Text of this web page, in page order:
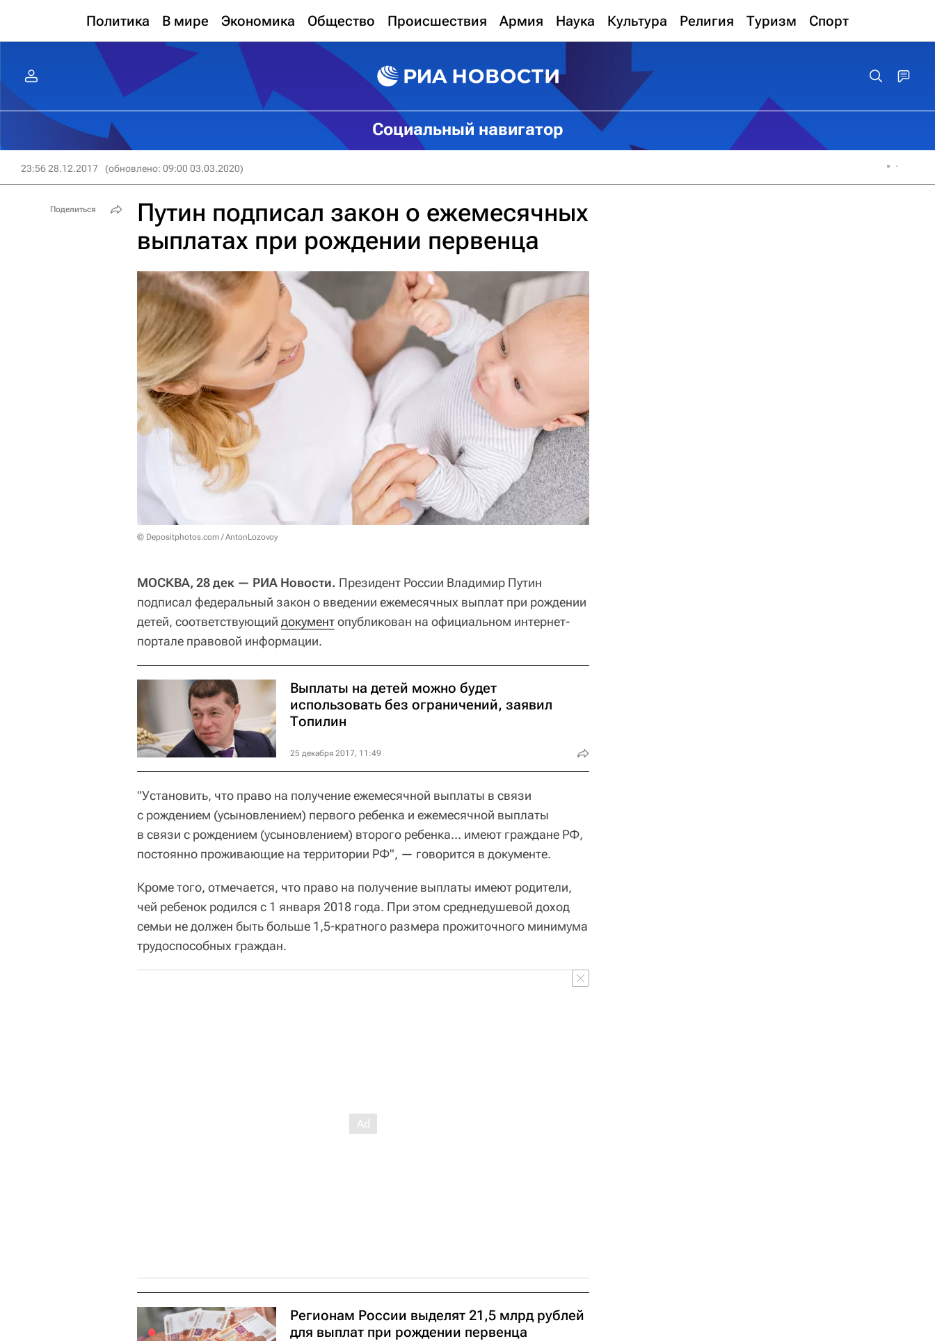
Политика В мире Экономика Общество Происшествия Армия Наука Культура Религия Туризм Спорт
Социальный навигатор
23:56 28.12.2017 (обновлено: 09:00 03.03.2020)
Путин подписал закон о ежемесячных
выплатах при рождении первенца
© Depositphotos.com / AntonLozovoy
МОСКВА, 28 дек — РИА Новости. Президент России Владимир Путин
подписал федеральный закон о введении ежемесячных выплат при рождении
детей, соответствующий документопубликован на официальном интернет-
портале правовой информации.
Выплаты на детей можно будет
использовать без ограничений, заявил
Топилин
25 декабря 2017, 11:49
"Установить, что право на получение ежемесячной выплаты в связи
с рождением (усыновлением) первого ребенка и ежемесячной выплаты
в связи с рождением (усыновлением) второго ребенка… имеют граждане РФ,
постоянно проживающие на территории РФ", — говорится в документе.
Кроме того, отмечается, что право на получение выплаты имеют родители,
чей ребенок родился с 1 января 2018 года. При этом среднедушевой доход
семьи не должен быть больше 1,5-кратного размера прожиточного минимума
трудоспособных граждан.
Регионам России выделят 21,5 млрд рублей
для выплат при рождении первенца
Поделиться